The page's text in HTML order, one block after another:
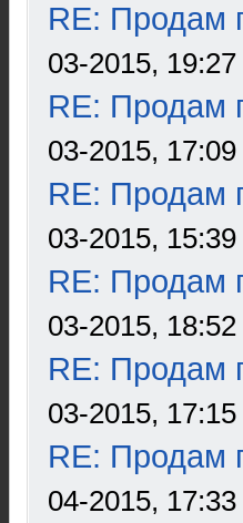
RE: Продам
03-2015, 19:27
RE: Продам
03-2015, 17:09
RE: Продам
03-2015, 15:39
RE: Продам
03-2015, 18:52
RE: Продам
03-2015, 17:15
RE: Продам
04-2015, 17:33